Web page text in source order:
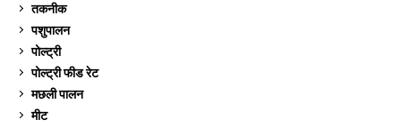
तकनीक
पशुपालन
पोल्ट्री
पोल्ट्री फीड रेट
मछली पालन
मीट